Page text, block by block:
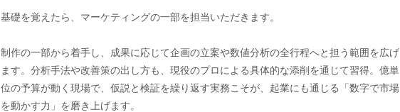
基礎を覚えたら、マーケティングの一部を担当いただきます。
制作の一部から着手し、成果に応じて企画の立案や数値分析の全行程へと担う範囲を広げ
ます。分析手法や改善策の出し方も、現役のプロによる具体的な添削を通じて習得。億単
位の予算が動く現場で、仮説と検証を繰り返す実務こそが、起業にも通じる「数字で市場
を動かす力」を磨き上げます。